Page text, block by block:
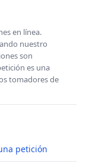
en línea.
nuestro
son
es una
tomadores de
petición